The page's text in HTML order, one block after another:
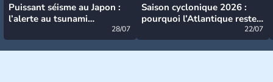
Puissant séisme au Japon :
l’alerte au tsunami
28/07
Saison cyclonique 2026 :
pourquoi l’Atlantique reste
22/07